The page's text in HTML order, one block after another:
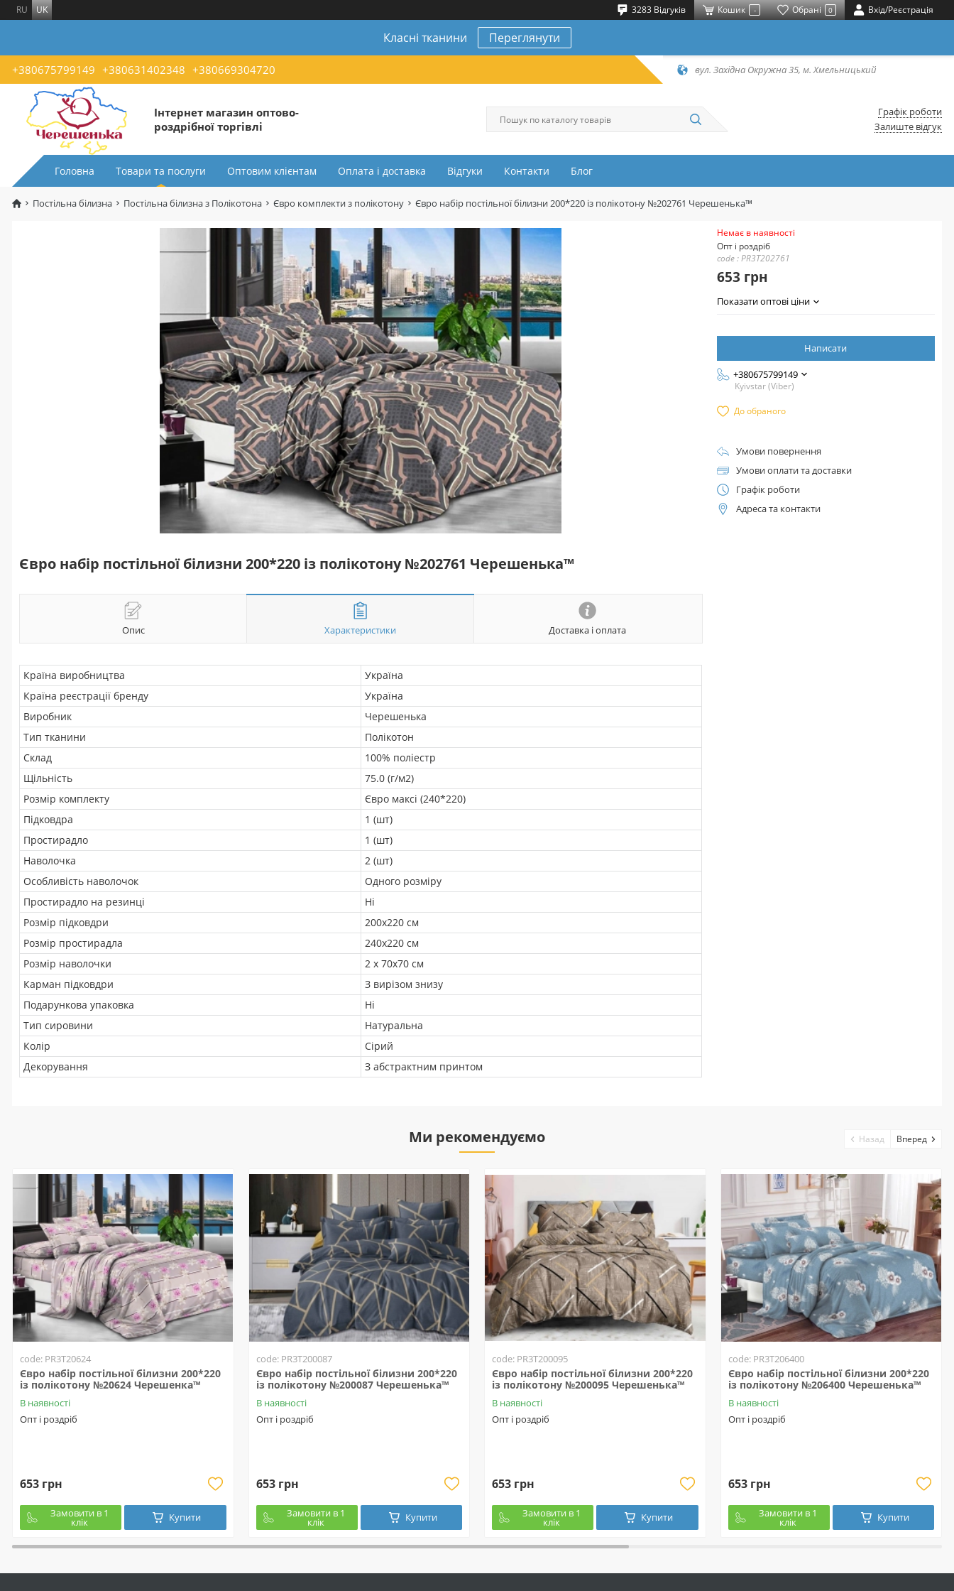
RU UK 3283 Відгуків Кошик - Обрані 0 Вхід/Реєстрація
Класні тканини Переглянути
+380675799149 +380631402348 +380669304720 вул. Західна Окружна 35, м. Хмельницький
Інтернет магазин оптово-
роздрібної торгівлі
Графік роботи
Залиште відгук
Головна Товари та послуги Оптовим клієнтам Оплата і доставка Відгуки Контакти Блог
Постільна білизна Постільна білизна з Полікотона Євро комплекти з полікотону Євро набір постільної білизни 200*220 із полікотону №202761 Черешенька™
Євро набір постільної білизни 200*220 із полікотону №202761 Черешенька™
Опис Характеристики Доставка і оплата
Країна виробництва
Україна
Країна реєстрації бренду
Україна
Виробник
Черешенька
Тип тканини
Полікотон
Склад
100% поліестр
Щільність
75.0 (г/м2)
Розмір комплекту
Євро максі (240*220)
Підковдра
1 (шт)
Простирадло
1 (шт)
Наволочка
2 (шт)
Особливість наволочок
Одного розміру
Простирадло на резинці
Ні
Розмір підковдри
200х220 см
Розмір простирадла
240х220 см
Розмір наволочки
2 х 70х70 см
Карман підковдри
З вирізом знизу
Подарункова упаковка
Ні
Тип сировини
Натуральна
Колір
Сірий
Декорування
З абстрактним принтом
Немає в наявності
Опт і роздріб
code : PR3T202761
653 грн
Показати оптові ціни
Написати
+380675799149
Kyivstar (Viber)
До обраного
Умови повернення
Умови оплати та доставки
Графік роботи
Адреса та контакти
Ми рекомендуємо
code: PR3T20624
Євро набір постільної білизни 200*220
із полікотону №20624 Черешенка™
В наявності
Опт і роздріб
653 грн
Замовити в 1
клік Купити
code: PR3T200087
Євро набір постільної білизни 200*220
із полікотону №200087 Черешенька™
В наявності
Опт і роздріб
653 грн
Замовити в 1
клік Купити
code: PR3T200095
Євро набір постільної білизни 200*220
із полікотону №200095 Черешенька™
В наявності
Опт і роздріб
653 грн
Замовити в 1
клік Купити
code: PR3T206400
Євро набір постільної білизни 200*220
із полікотону №206400 Черешенька™
В наявності
Опт і роздріб
653 грн
Замовити в 1
клік Купити
Назад Вперед